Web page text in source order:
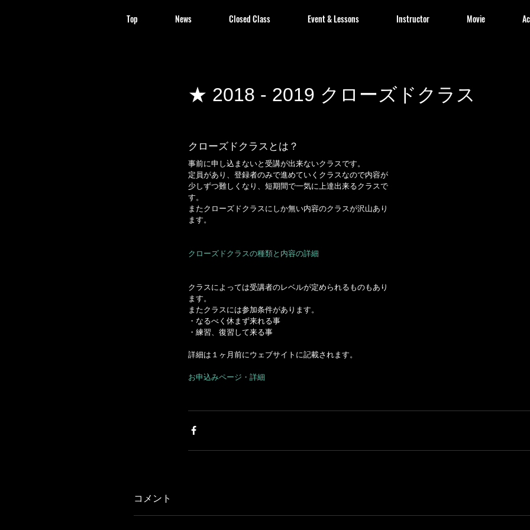
Top News Closed Class Event & Lessons Instructor Movie
★ 2018 - 2019 クローズドクラス
クローズドクラスとは？
事前に申し込まないと受講が出来ないクラスです。
定員があり、登録者のみで進めていくクラスなので内容が
少しずつ難しくなり、短期間で一気に上達出来るクラスで
す。
またクローズドクラスにしか無い内容のクラスが沢山あり
ます。
クローズドクラスの種類と内容の詳細
クラスによっては受講者のレベルが定められるものもあり
ます。
またクラスには参加条件があります。
・なるべく休まず来れる事
・練習、復習して来る事
詳細は１ヶ月前にウェブサイトに記載されます。
お申込みページ・詳細
コメント